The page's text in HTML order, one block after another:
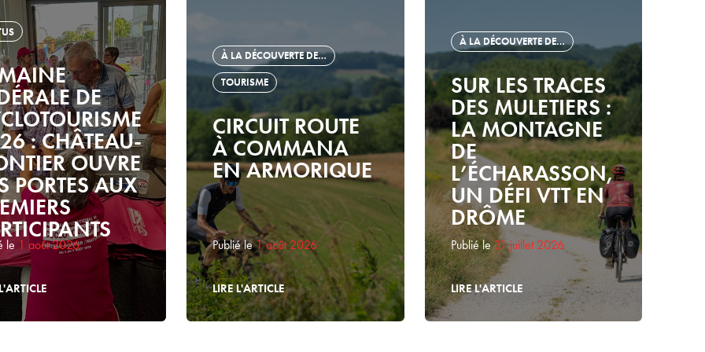
DE
: CHÂTEAU-
OUVRE
PORTES AUX
le 1 août 2026
À LA DÉCOUVERTE DE…
TOURISME
CIRCUIT ROUTE
À COMMANA
EN ARMORIQUE
Publié le1 août 2026
LIRE L'ARTICLE
À LA DÉCOUVERTE DE…
SUR LES TRACES
DES MULETIERS :
LA MONTAGNE
DE
L’ÉCHARASSON,
UN DÉFI VTT EN
DRÔME
Publié le31 juillet 2026
LIRE L'ARTICLE